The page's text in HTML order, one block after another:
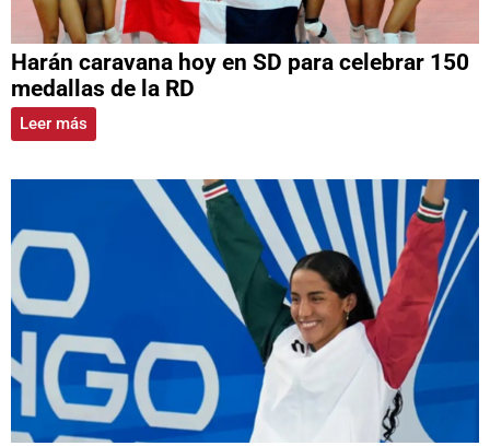
Harán caravana hoy en SD para celebrar 150
medallas de la RD
Leer más